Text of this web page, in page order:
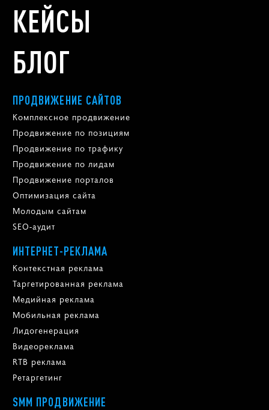
КЕЙСЫ
БЛОГ
ПРОДВИЖЕНИЕ САЙТОВ
Комплексное продвижение
Продвижение по позициям
Продвижение по трафику
Продвижение по лидам
Продвижение порталов
Оптимизация сайта
Молодым сайтам
SEO-аудит
ИНТЕРНЕТ-РЕКЛАМА
Контекстная реклама
Таргетированная реклама
Медийная реклама
Мобильная реклама
Лидогенерация
Видеореклама
RTB реклама
Ретаргетинг
SMM ПРОДВИЖЕНИЕ